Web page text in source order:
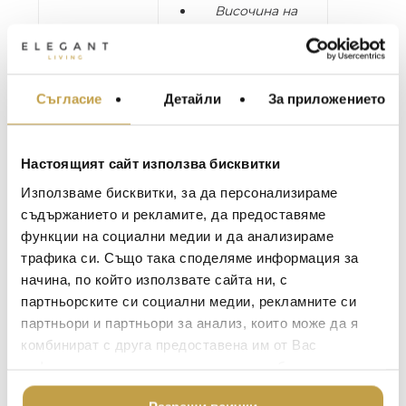
Съгласие Детайли За приложението
Настоящият сайт използва бисквитки
Използваме бисквитки, за да персонализираме
съдържанието и рекламите, да предоставяме
функции на социални медии и да анализираме
трафика си. Също така споделяме информация за
начина, по който използвате сайта ни, с
партньорските си социални медии, рекламните си
партньори и партньори за анализ, които може да я
комбинират с друга предоставена им от Вас
ползването от Ваша страна на услугите им.
Височина на
седалката / Seat
depth: 50 cm
height: 12 cm
Диванът Polly на White Label Living е удобна
мебел със съвременен дизайн, който
прави всяка стая по-свежа. Меката
седалка е допълнена от тънки, но здрави
крака от желязо.
contemporary design furniture which cheers the
МЕБЕЛИ ЗА ДОМА И
ЗА МАСАТА
ТЕКСТИЛ ЗА ДОМА
АРОМАТИ ЗА ДОМА
ИЗКУСТВО И КНИГИ
ВИСОК КЛАС
МЕБЕЛИ
BACCARAT
TOM DIXON
MICHAEL ARAM
ASSOULINE
SELETTI
DOLCE & GABBANA